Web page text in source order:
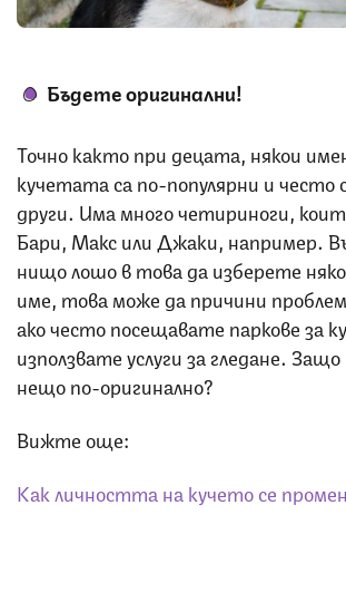
Бъдете оригинални!
Точно както при децата, някои
кучетата са по-популярни и
други. Има много четириноги,
Бари, Макс или Джаки, например.
нищо лошо в това да изберете
име, това може да причини
ако често посещавате паркове за
използвате услуги за гледане.
нещо по-оригинално?
Вижте още:
Как личността на кучето се